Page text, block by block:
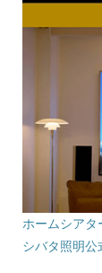
ホームシアタ
シバタ照明公